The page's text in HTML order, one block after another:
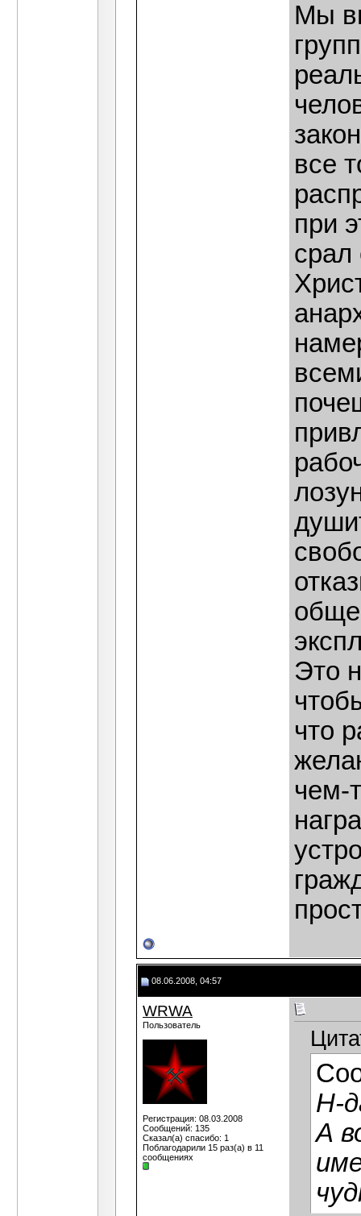
Мы
все
при
срал
Это
что
чем-
08.06.2008, 04:57
WRWA
Пользователь
Регистрация: 08.03.2008
Сообщений: 135
Сказал(а) спасибо: 1
Поблагодарили 15 раз(а) в 11
сообщениях
Н-
А